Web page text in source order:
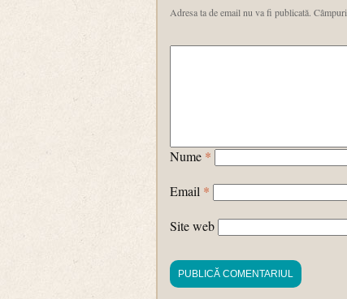
Adresa ta de email nu va fi publicată.
Nume *
Email *
Site web